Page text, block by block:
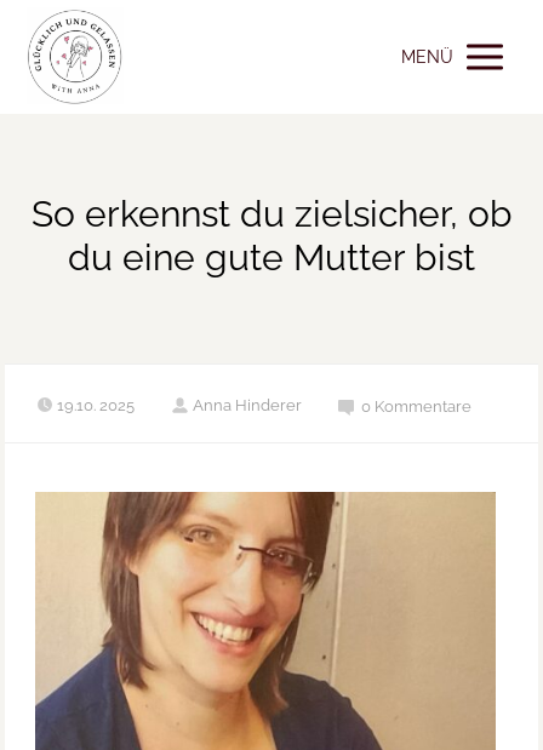
MENÜ
So erkennst du zielsicher, ob
du eine gute Mutter bist
19.10. 2025 Anna Hinderer 0 Kommentare